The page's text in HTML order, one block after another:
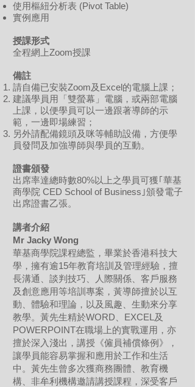
使用樞紐分析表 (Pivot Table)
實例應用
授課形式
全程網上Zoom授課
備註
請自備已安裝Zoom及Excel的電腦上課；
建議學員用「雙螢幕」電腦，或兩部電腦
上課，以便學員可以一邊跟著導師的示
範，一邊即場練習；
另外請配備鏡頭及咪等輔助設備，方便學
員發問及加強導師與學員的互動。
證書頒發
出席率達總時數80%以上之學員可獲｢華基
商學院 CED School of Business｣頒發電子
出席證書乙張。
講者介紹
Mr Jacky Wong
華基商學院課程總監，畢業於香港科技大
學，擁有逾15年教育培訓及管理經驗，擅
長溝通、談判技巧、人際關係、客戶服務
及創意應用等培訓專案，黃導師擅於以互
動、體驗和理論，以及風趣、生動來分享
教學。黃先生精於WORD、EXCEL及
POWERPOINT在職場上的實戰運用，亦
擅於深入淺出，講授《僱員補償條例》，
讓學員能容易掌握和應用於工作和生活
中。黃先生曾多次獲商務團體、教育機
構、非牟利機構邀請講授課程，深受客戶